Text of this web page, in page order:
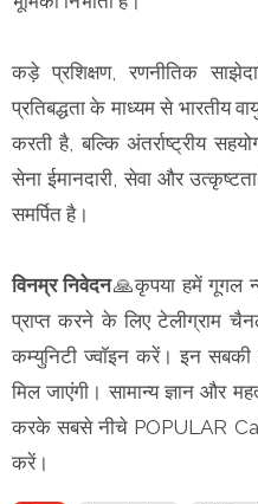
कड़े प्रशिक्षण, रणनीतिक
प्रतिबद्धता के माध्यम से भारतीय
करती है, बल्कि अंतर्राष्ट्रीय
सेना ईमानदारी, सेवा और
समर्पित है।
विनम्र निवेदन🙏कृपया हमें गूगल
प्राप्त करने के लिए टेलीग्राम
कम्युनिटी ज्वॉइन करें। इन
मिल जाएंगी। सामान्य ज्ञान और
करके सबसे नीचे POPULAR
करें।